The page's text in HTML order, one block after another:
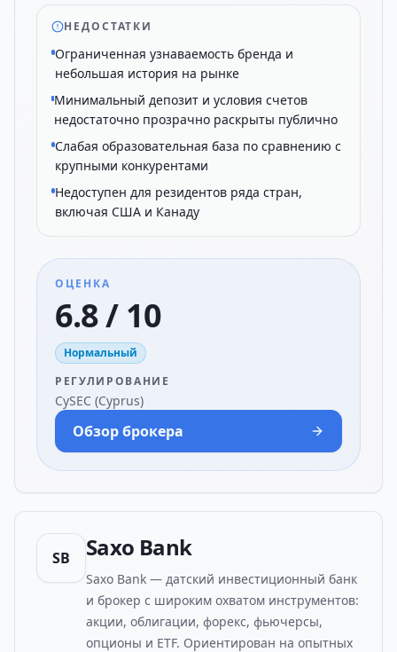
НЕДОСТАТКИ
Ограниченная узнаваемость бренда и
небольшая история на рынке
Минимальный депозит и условия счетов
недостаточно прозрачно раскрыты публично
Слабая образовательная база по сравнению с
крупными конкурентами
Недоступен для резидентов ряда стран,
включая США и Канаду
ОЦЕНКА
6.8 / 10
Нормальный
РЕГУЛИРОВАНИЕ
CySEC (Cyprus)
Обзор брокера
SB Saxo Bank
Saxo Bank — датский инвестиционный банк
и брокер с широким охватом инструментов:
акции, облигации, форекс, фьючерсы,
опционы и ETF. Ориентирован на опытных